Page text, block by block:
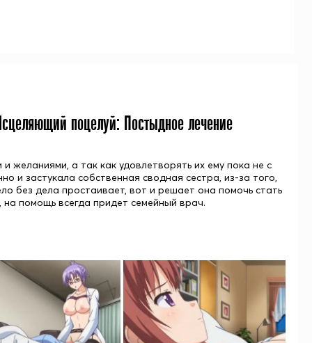
поцелуй: Постыдное лечение
желаниями, а так как удовлетворять их ему пока не с
и застукала собственная сводная сестра, из-за того,
без дела простаивает, вот и решает она помочь стать
помощь всегда придет семейный врач.